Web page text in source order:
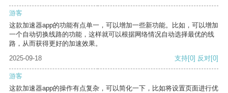
游客
这款加速器app的功能有点单一，可以增加一些新功能。比如，可以增加
一个自动切换线路的功能，这样就可以根据网络情况自动选择最优的线
路，从而获得更好的加速效果。
2025-09-18
支持[0] 反对[0]
游客
这款加速器app的操作有点复杂，可以简化一下，比如将设置页面进行优